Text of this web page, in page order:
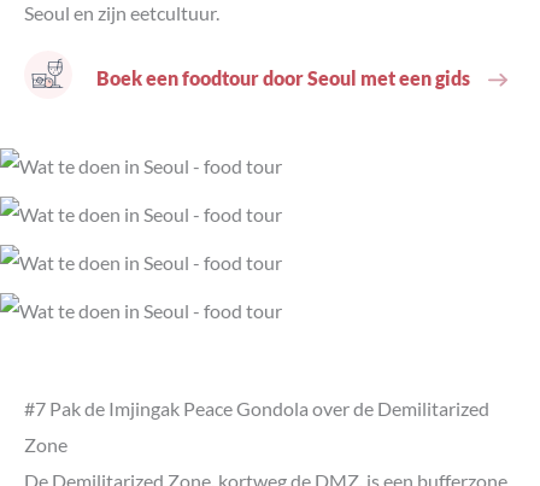
Seoul en zijn eetcultuur.
Boek een foodtour door Seoul met een gids
#7 Pak de Imjingak Peace Gondola over de Demilitarized
Zone
De Demilitarized Zone, kortweg de DMZ, is een bufferzone